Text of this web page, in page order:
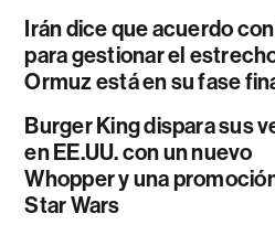
Irán dice que acuerdo
para gestionar el
Ormuz está en su fase
Burger King dispara sus
en EE.UU. con un nuevo
Whopper y una
Star Wars